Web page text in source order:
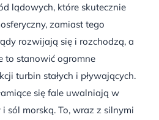
lądowych, które skutecznie
zamiast tego
rozwijają się i rozchodzą, a
to stanowić ogromne
turbin stałych i pływających.
się fale uwalniają w
sól morską. To, wraz z silnymi